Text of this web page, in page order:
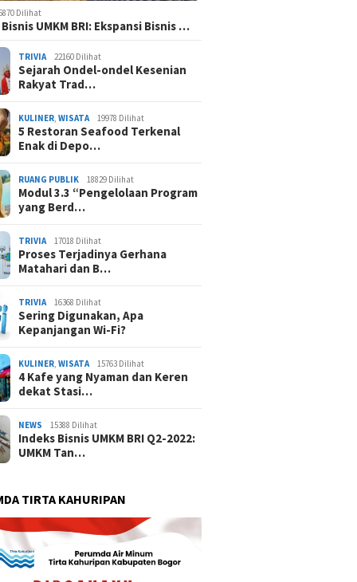
Dilihat
UMKM BRI: Ekspansi Bisnis …
TRIVIA 22160 Dilihat
Sejarah Ondel-ondel Kesenian
Rakyat Trad…
KULINER ,WISATA 19978 Dilihat
5 Restoran Seafood Terkenal
Enak di Depo…
RUANG PUBLIK 18829 Dilihat
Modul 3.3 “Pengelolaan Program
yang Berd…
TRIVIA 17018 Dilihat
Proses Terjadinya Gerhana
Matahari dan B…
TRIVIA 16368 Dilihat
Sering Digunakan, Apa
Kepanjangan Wi-Fi?
KULINER ,WISATA 15763 Dilihat
4 Kafe yang Nyaman dan Keren
dekat Stasi…
NEWS 15388 Dilihat
Indeks Bisnis UMKM BRI Q2-2022:
UMKM Tan…
TIRTA KAHURIPAN